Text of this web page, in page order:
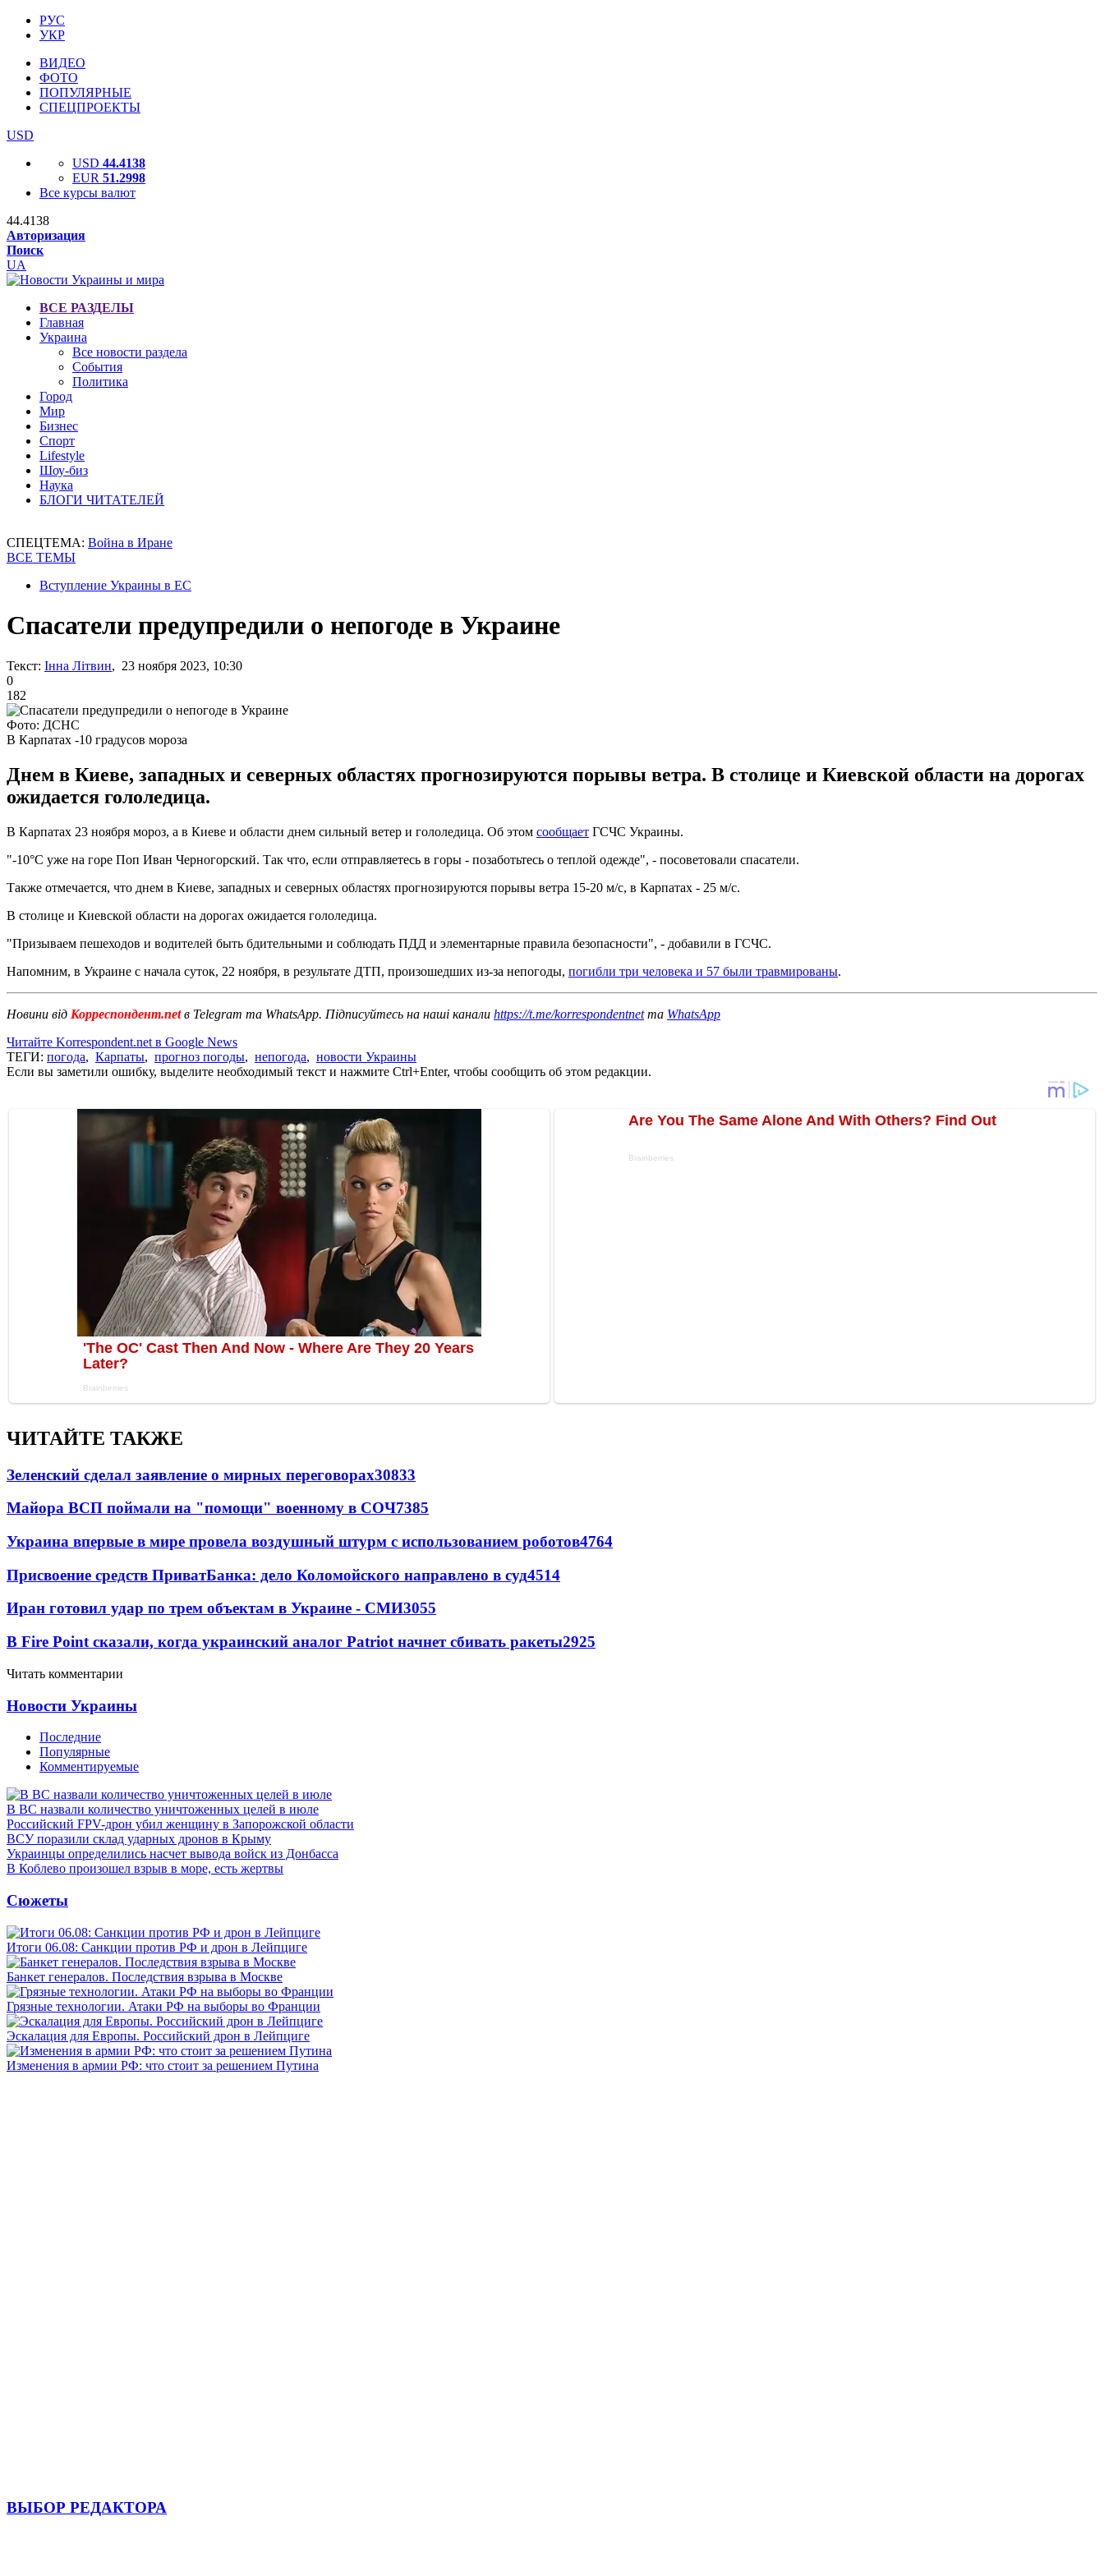
РУС
УКР
ВИДЕО
ФОТО
ПОПУЛЯРНЫЕ
СПЕЦПРОЕКТЫ
USD
USD 44.4138
EUR 51.2998
Все курсы валют
44.4138
Авторизация
Поиск
UA
ВСЕ РАЗДЕЛЫ
Главная
Украина
Все новости раздела
События
Политика
Город
Мир
Бизнес
Спорт
Lifestyle
Шоу-биз
Наука
БЛОГИ ЧИТАТЕЛЕЙ
СПЕЦТЕМА: Война в Иране
ВСЕ ТЕМЫ
Вступление Украины в ЕС
Спасатели предупредили о непогоде в Украине
Текст: Інна Літвин, 23 ноября 2023, 10:30
0
182
Фото: ДСНС
В Карпатах -10 градусов мороза
Днем в Киеве, западных и северных областях прогнозируются порывы ветра. В столице и Киевской области на дорогах
ожидается гололедица.
В Карпатах 23 ноября мороз, а в Киеве и области днем сильный ветер и гололедица. Об этом сообщает ГСЧС Украины.
"-10°С уже на горе Поп Иван Черногорский. Так что, если отправляетесь в горы - позаботьтесь о теплой одежде", - посоветовали спасатели.
Также отмечается, что днем в Киеве, западных и северных областях прогнозируются порывы ветра 15-20 м/с, в Карпатах - 25 м/с.
В столице и Киевской области на дорогах ожидается гололедица.
"Призываем пешеходов и водителей быть бдительными и соблюдать ПДД и элементарные правила безопасности", - добавили в ГСЧС.
Напомним, в Украине с начала суток, 22 ноября, в результате ДТП, произошедших из-за непогоды, погибли три человека и 57 были травмированы.
Новини від Корреспондент.netв Telegram та WhatsApp. Підписуйтесь на наші канали https://t.me/korrespondentnetта WhatsApp
Читайте Korrespondent.net в Google News
ТЕГИ: погода, Карпаты, прогноз погоды, непогода, новости Украины
Если вы заметили ошибку, выделите необходимый текст и нажмите Ctrl+Enter, чтобы сообщить об этом редакции.
ЧИТАЙТЕ ТАКЖЕ
Зеленский сделал заявление о мирных переговорах30833
Майора ВСП поймали на "помощи" военному в СОЧ7385
Украина впервые в мире провела воздушный штурм с использованием роботов4764
Присвоение средств ПриватБанка: дело Коломойского направлено в суд4514
Иран готовил удар по трем объектам в Украине - СМИ3055
В Fire Point сказали, когда украинский аналог Patriot начнет сбивать ракеты2925
Читать комментарии
Новости Украины
Последние
Популярные
Комментируемые
В ВС назвали количество уничтоженных целей в июле
Российский FPV-дрон убил женщину в Запорожской области
ВСУ поразили склад ударных дронов в Крыму
Украинцы определились насчет вывода войск из Донбасса
В Коблево произошел взрыв в море, есть жертвы
Сюжеты
Итоги 06.08: Санкции против РФ и дрон в Лейпциге
Банкет генералов. Последствия взрыва в Москве
Грязные технологии. Атаки РФ на выборы во Франции
Эскалация для Европы. Российский дрон в Лейпциге
Изменения в армии РФ: что стоит за решением Путина
ВЫБОР РЕДАКТОРА